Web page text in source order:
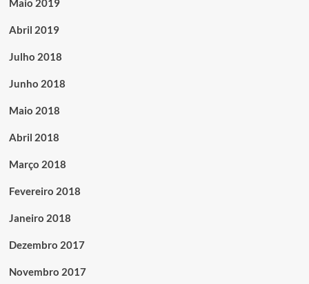
Maio 2019
Abril 2019
Julho 2018
Junho 2018
Maio 2018
Abril 2018
Março 2018
Fevereiro 2018
Janeiro 2018
Dezembro 2017
Novembro 2017